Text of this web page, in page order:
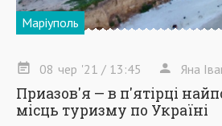
Маріуполь
08 чер '21 / 13:45 Яна
Приазов'я — в п'ятірці
місць туризму по Україні